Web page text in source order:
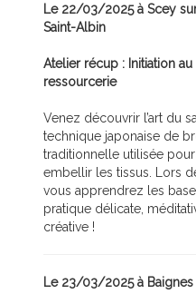
Le 22/03/2025 à Scey
Saint-Albin
Atelier récup : Initiation au
ressourcerie
Venez découvrir l’art du
technique japonaise de
traditionnelle utilisée
embellir les tissus. Lors
vous apprendrez les
pratique délicate,
créative !
Le 23/03/2025 à Baignes